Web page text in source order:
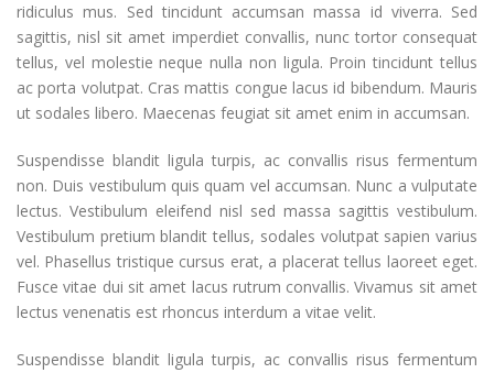
ridiculus mus. Sed tincidunt accumsan massa id viverra. Sed
sagittis, nisl sit amet imperdiet convallis, nunc tortor consequat
tellus, vel molestie neque nulla non ligula. Proin tincidunt tellus
ac porta volutpat. Cras mattis congue lacus id bibendum. Mauris
ut sodales libero. Maecenas feugiat sit amet enim in accumsan.
Suspendisse blandit ligula turpis, ac convallis risus fermentum
non. Duis vestibulum quis quam vel accumsan. Nunc a vulputate
lectus. Vestibulum eleifend nisl sed massa sagittis vestibulum.
Vestibulum pretium blandit tellus, sodales volutpat sapien varius
vel. Phasellus tristique cursus erat, a placerat tellus laoreet eget.
Fusce vitae dui sit amet lacus rutrum convallis. Vivamus sit amet
lectus venenatis est rhoncus interdum a vitae velit.
Suspendisse blandit ligula turpis, ac convallis risus fermentum